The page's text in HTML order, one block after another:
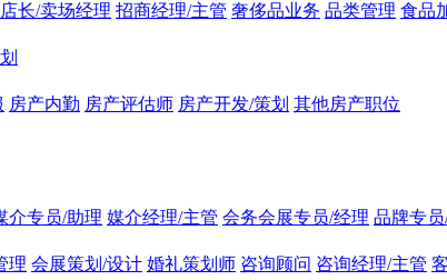
店长/卖场经理 招商经理/主管 奢侈品业务 品类管理 食品
房产内勤 房产评估师 房产开发/策划 其他房产职位
介专员/助理 媒介经理/主管 会务会展专员/经理 品牌专
理 会展策划/设计 婚礼策划师 咨询顾问 咨询经理/主管